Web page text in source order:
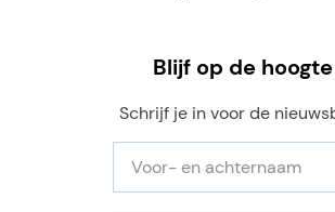
Blijf op de hoogte
Schrijf je in voor de